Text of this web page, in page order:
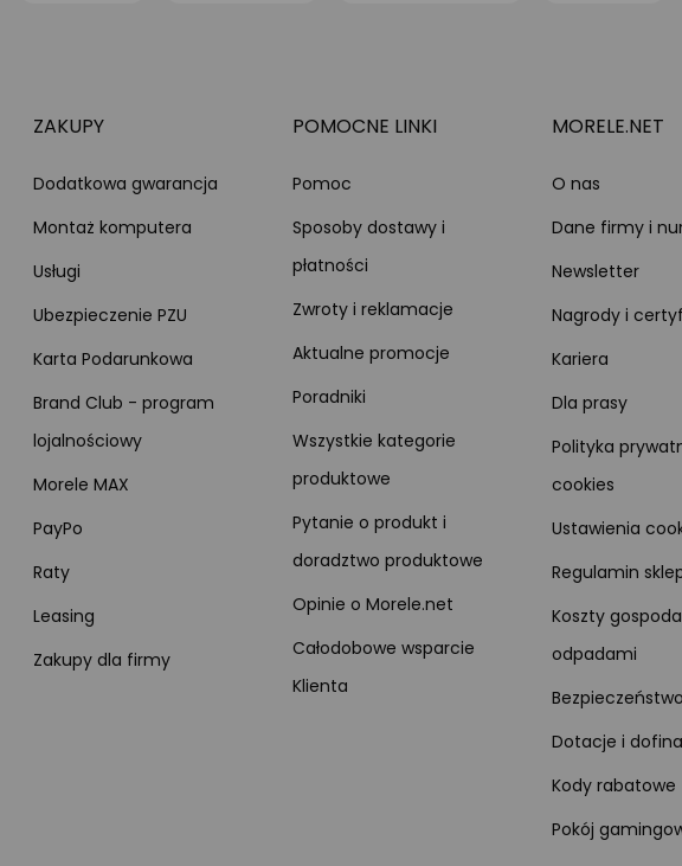
ZAKUPY
Dodatkowa gwarancja
Montaż komputera
Usługi
Ubezpieczenie PZU
Karta Podarunkowa
Brand Club - program
lojalnościowy
Morele MAX
PayPo
Raty
Leasing
Zakupy dla firmy
POMOCNE LINKI
Pomoc
Sposoby dostawy i
płatności
Zwroty i reklamacje
Aktualne promocje
Poradniki
Wszystkie kategorie
produktowe
Pytanie o produkt i
doradztwo produktowe
Opinie o Morele.net
Całodobowe wsparcie
Klienta
MORELE.NET
O nas
Dane firmy i
Newsletter
Nagrody i
Kariera
Dla prasy
Polityka
cookies
Ustawienia
Regulamin
Koszty
odpadami
Dotacje i
Kody rabatowe
Pokój